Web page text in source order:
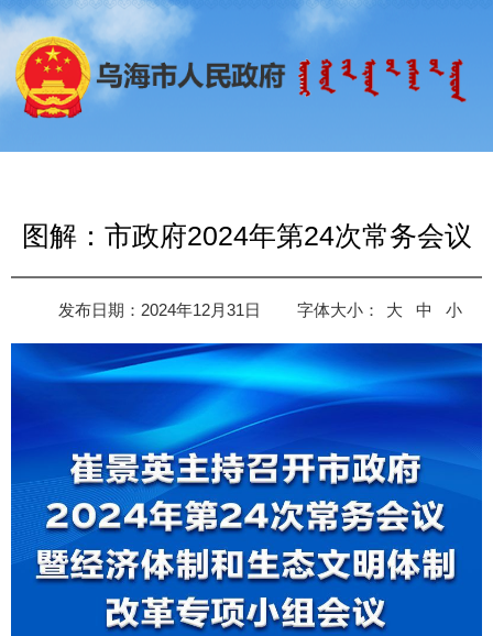
图解：市政府2024年第24次常务会议
发布日期：2024年12月31日 字体大小： 大 中 小